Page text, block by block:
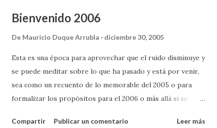
Bienvenido 2006
De Mauricio Duque Arrubla diciembre 30, 2005
Esta es una época para aprovechar que el ruido disminuye y
se puede meditar sobre lo que ha pasado y está por venir,
sea como un recuento de lo memorable del 2005 o para
formalizar los propósitos para el 2006 o más allá si se
sería la lista que yo hiciera sobre lo memorable del año. Se
Compartir Publicar un comentario Leer más